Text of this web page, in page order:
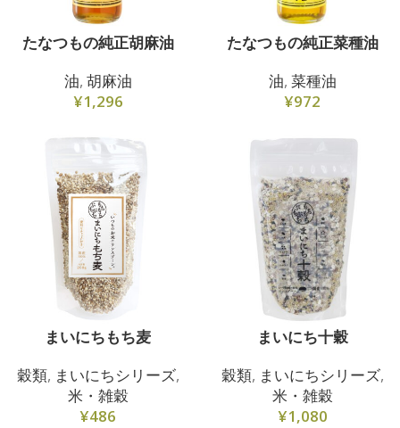
たなつもの純正胡麻油
油, 胡麻油
¥1,296
たなつもの純正菜種油
油, 菜種油
¥972
まいにちもち麦
穀類, まいにちシリーズ,
米・雑穀
¥486
まいにち十穀
穀類, まいにちシリーズ,
米・雑穀
¥1,080